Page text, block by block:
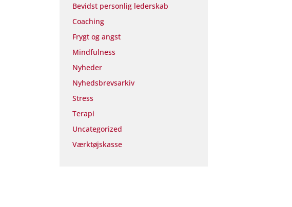
Bevidst personlig lederskab
Coaching
Frygt og angst
Mindfulness
Nyheder
Nyhedsbrevsarkiv
Stress
Terapi
Uncategorized
Værktøjskasse